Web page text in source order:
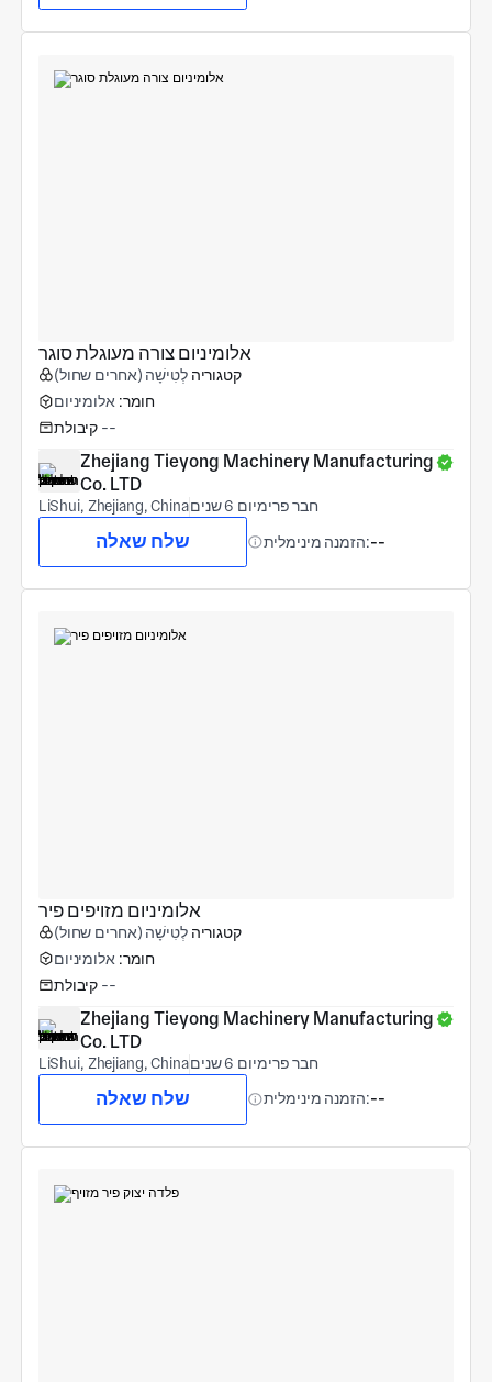
אלומיניום צורה מעוגלת סוגר
קטגוריה לְטִישָׁה (אחרים שחול)
חומר: אלומיניום
קיבולת --
Zhejiang Tieyong Machinery Manufacturing
Co. LTD
LiShui, Zhejiang, China חבר פרימיום 6 שנים
שלח שאלה הזמנה מינימלית:--
אלומיניום מזויפים פיר
קטגוריה לְטִישָׁה (אחרים שחול)
חומר: אלומיניום
קיבולת --
Zhejiang Tieyong Machinery Manufacturing
Co. LTD
LiShui, Zhejiang, China חבר פרימיום 6 שנים
שלח שאלה הזמנה מינימלית:--